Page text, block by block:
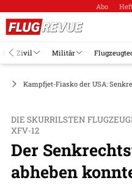
Abo
Zivil Militär
Kampfjet-Fiasko der USA:
DIE SKURRILSTEN
XFV-12
Der
abheben